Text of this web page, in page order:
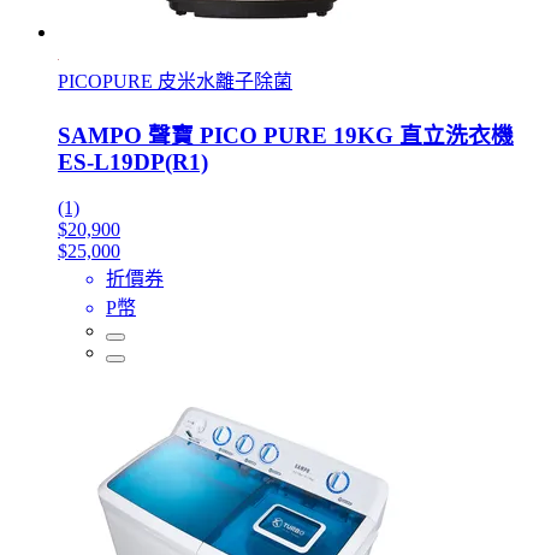
PICOPURE 皮米水離子除菌
SAMPO 聲寶 PICO PURE 19KG 直立洗衣機
ES-L19DP(R1)
(1)
$20,900
$25,000
折價券
P幣